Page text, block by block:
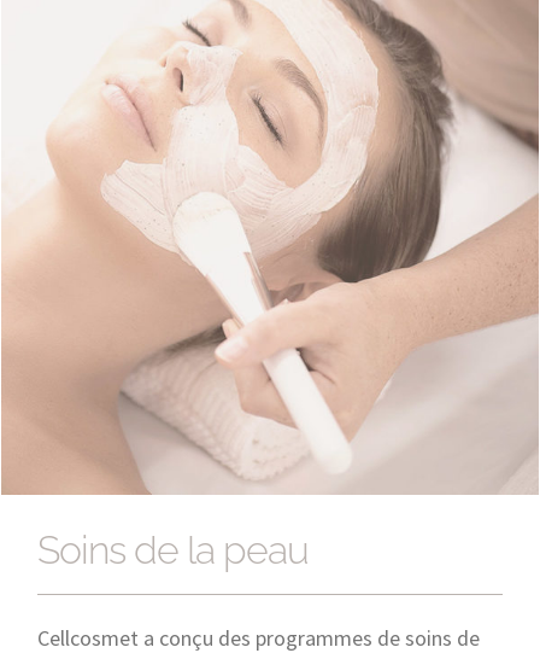
Soins de la peau
Soins de la peau
Cellcosmet a conçu des programmes de soins de